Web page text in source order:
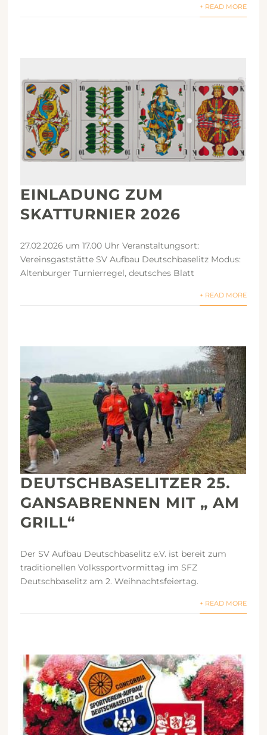
+ READ MORE
EINLADUNG ZUM
SKATTURNIER 2026
27.02.2026 um 17.00 Uhr Veranstaltungsort:
Vereinsgaststätte SV Aufbau Deutschbaselitz Modus:
Altenburger Turnierregel, deutsches Blatt
+ READ MORE
DEUTSCHBASELITZER 25.
GANSABRENNEN MIT „ AM
GRILL“
Der SV Aufbau Deutschbaselitz e.V. ist bereit zum
traditionellen Volkssportvormittag im SFZ
Deutschbaselitz am 2. Weihnachtsfeiertag.
+ READ MORE